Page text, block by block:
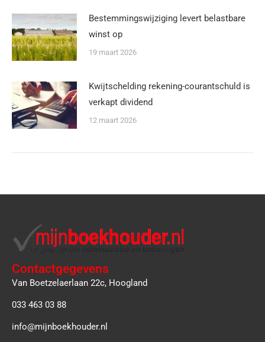
Bestemmingswijziging levert belastbare
winst op
19 maart 2026
Kwijtschelding rekening-courantschuld is
verkapt dividend
12 maart 2026
Contactgegevens
Van Boetzelaerlaan 22c, Hoogland
033 463 03 88
info@mijnboekhouder.nl